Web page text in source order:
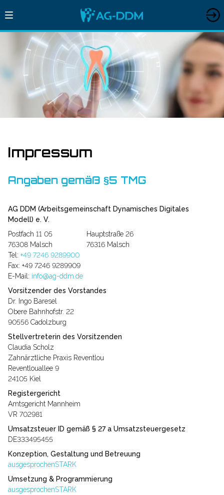
Impressum
Angaben gemäß §5 TMG
AG DDM (Arbeitsgemeinschaft Dynamisches Digitales
Modell) e. V.
Postfach 11 05 Hauptstraße 26
76308 Malsch 76316 Malsch
Tel: +49 7246 9289900
Fax: +49 7246 9289909
E-Mail: info@ag-ddm.de
Vorsitzender des Vorstandes
Dr. Ingo Baresel
Obere Bahnhofstr. 22
90556 Cadolzburg
Stellvertreterin des Vorsitzenden
Claudia Scholz
Zahnärztliche Praxis Reventlou
Reventlouallee 9
24105 Kiel
Registergericht
Amtsgericht Mannheim
VR 702981
Umsatzsteuer ID gemäß § 27 a Umsatzsteuergesetz
DE333495455
Konzeption, Gestaltung und Betreuung
ausgesprochenSTARK
Umsetzung & Programmierung
ausgesprochenSTARK